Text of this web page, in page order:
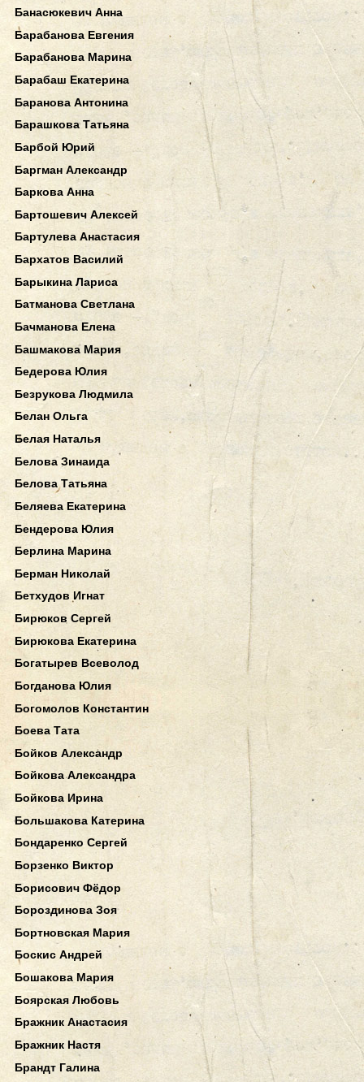
Банасюкевич Анна
Барабанова Евгения
Барабанова Марина
Барабаш Екатерина
Баранова Антонина
Барашкова Татьяна
Барбой Юрий
Баргман Александр
Баркова Анна
Бартошевич Алексей
Бартулева Анастасия
Бархатов Василий
Барыкина Лариса
Батманова Светлана
Бачманова Елена
Башмакова Мария
Бедерова Юлия
Безрукова Людмила
Белан Ольга
Белая Наталья
Белова Зинаида
Белова Татьяна
Беляева Екатерина
Бендерова Юлия
Берлина Марина
Берман Николай
Бетхудов Игнат
Бирюков Сергей
Бирюкова Екатерина
Богатырев Всеволод
Богданова Юлия
Богомолов Константин
Боева Тата
Бойков Александр
Бойкова Александра
Бойкова Ирина
Большакова Катерина
Бондаренко Сергей
Борзенко Виктор
Борисович Фёдор
Бороздинова Зоя
Бортновская Мария
Боскис Андрей
Бошакова Мария
Боярская Любовь
Бражник Анастасия
Бражник Настя
Брандт Галина